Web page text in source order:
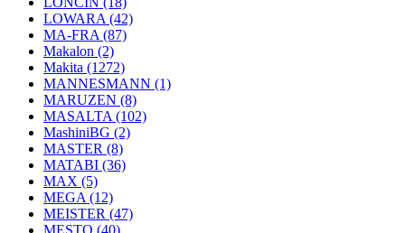
LOWARA (42)
MA-FRA (87)
Makalon (2)
Makita (1272)
MANNESMANN (1)
MARUZEN (8)
MASALTA (102)
MashiniBG (2)
MASTER (8)
MATABI (36)
MAX (5)
MEGA (12)
MEISTER (47)
MESTO (40)